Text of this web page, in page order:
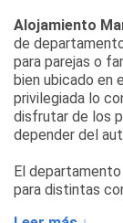
Alojamiento
de
para parejas o
bien ubicado en
privilegiada lo
disfrutar de los
depender del
El
para distintas